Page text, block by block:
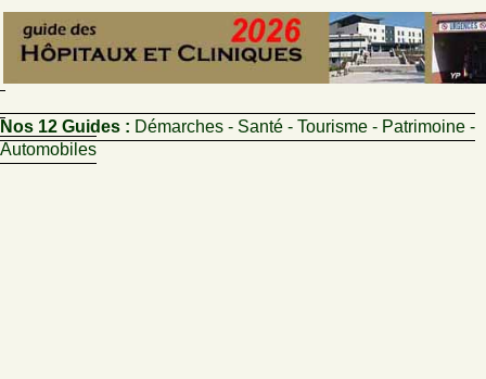
Nos 12 Guides : Démarches - Santé - Tourisme - Patrimoine -
Automobiles